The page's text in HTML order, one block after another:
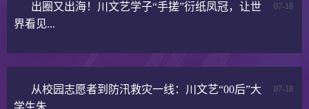
07-18
出圈又出海！川文艺学子“手搓”衍纸凤冠，让世
界看见...
07-18
从校园志愿者到防汛救灾一线：川文艺“00后”大
学生朱...